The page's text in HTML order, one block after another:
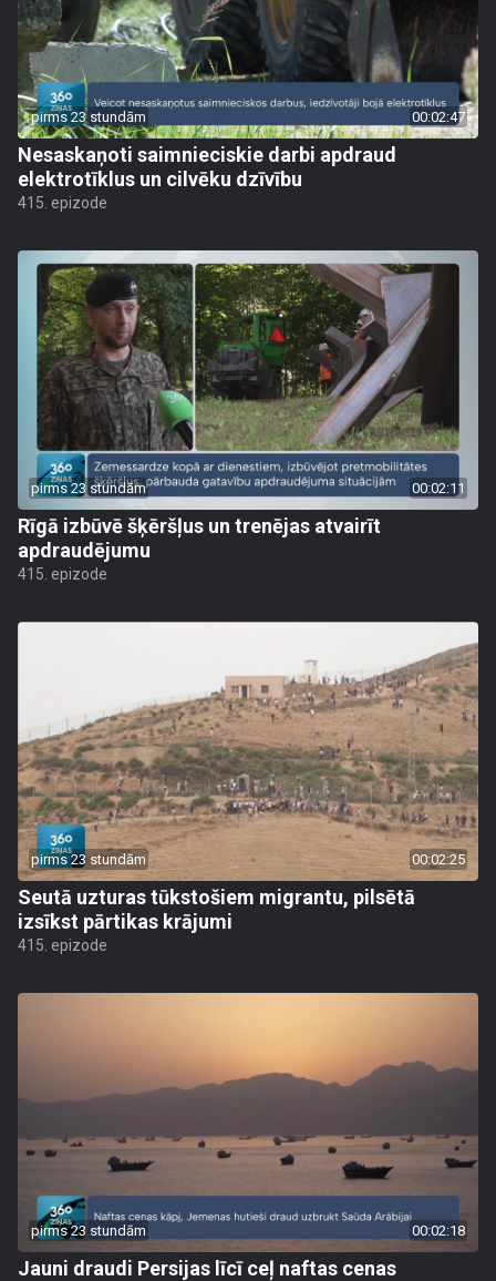
pirms 23 stundām 00:02:47
Nesaskaņoti saimnieciskie darbi apdraud
elektrotīklus un cilvēku dzīvību
415. epizode
pirms 23 stundām 00:02:11
Rīgā izbūvē šķēršļus un trenējas atvairīt
apdraudējumu
415. epizode
pirms 23 stundām 00:02:25
Seutā uzturas tūkstošiem migrantu, pilsētā
izsīkst pārtikas krājumi
415. epizode
pirms 23 stundām 00:02:18
Jauni draudi Persijas līcī ceļ naftas cenas